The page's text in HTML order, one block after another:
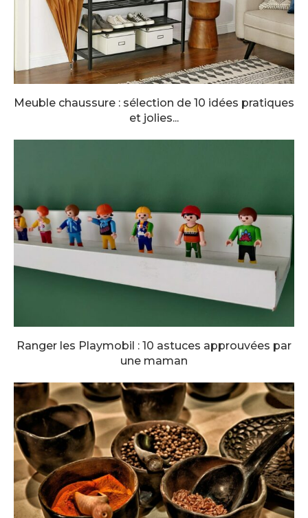
Meuble chaussure : sélection de 10 idées pratiques
et jolies...
Ranger les Playmobil : 10 astuces approuvées par
une maman